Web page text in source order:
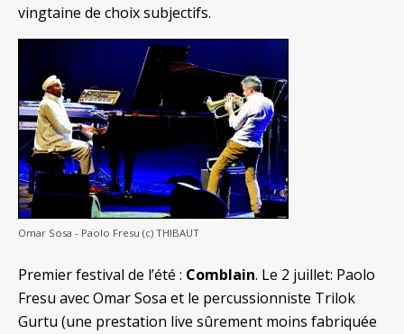
vingtaine de choix subjectifs.
Omar Sosa - Paolo Fresu (c) THIBAUT
Premier festival de l’été : Comblain. Le 2 juillet: Paolo
Fresu avec Omar Sosa et le percussionniste Trilok
Gurtu (une prestation live sûrement moins fabriquée